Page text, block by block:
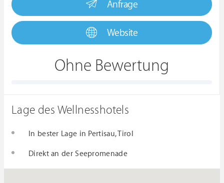
Anfrage
Website
Ohne Bewertung
Lage des Wellnesshotels
In bester Lage in Pertisau, Tirol
Direkt an der Seepromenade